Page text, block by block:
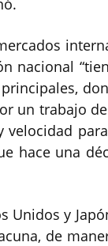
nacional
un trabajo
velocidad
hace una
Unidos y
de